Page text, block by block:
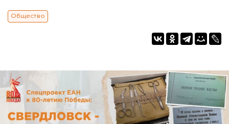
Общество